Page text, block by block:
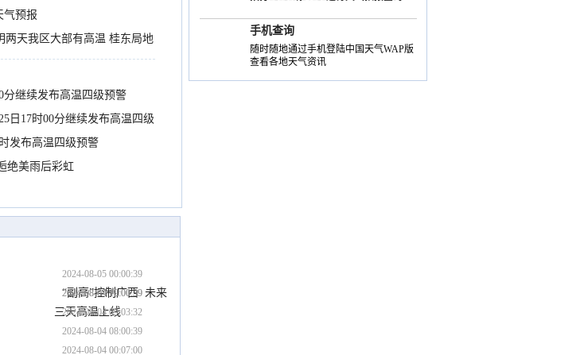
气预报
两天我区大部有高温 桂东局地
分继续发布高温四级预警
日17时00分继续发布高温四级
发布高温四级预警
绝美雨后彩虹
2024-08-05 00:00:39
2024-08-04 19:00:39
“副高”控制广西  未来
三天高温上线
2024-08-04 12:00:39
2024-08-04 09:03:32
2024-08-04 08:00:39
2024-08-04 00:07:00
手机查询
随时随地通过手机登陆中国天气WAP版
查看各地天气资讯